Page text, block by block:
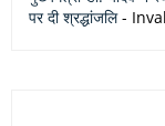
पर दी श्रद्धांजलि-